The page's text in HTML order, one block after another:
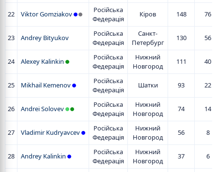
22 Viktor Gomziakov
Російська
Федерація
Кіров 148 76
23 Andrey Bityukov
Російська
Федерація
Санкт-
Петербург
130 56
24 Alexey Kalinkin
Російська
Федерація
Нижний
Новгород
111 40
25 Mikhail Kemenov
Російська
Федерація
Шатки 93 22
26 Andrei Solovev
Російська
Федерація
Нижний
Новгород
74 14
27 Vladimir Kudryavcev
Російська
Федерація
Нижний
Новгород
56 8
28 Andrey Kalinkin
Російська
Федерація
Нижний
Новгород
37 6